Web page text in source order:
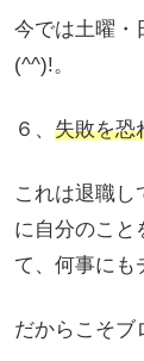
今では土曜・
(^^)!。
６、 失敗を恐
これは退職し
に自分のこと
て、何事にも
だからこそブ